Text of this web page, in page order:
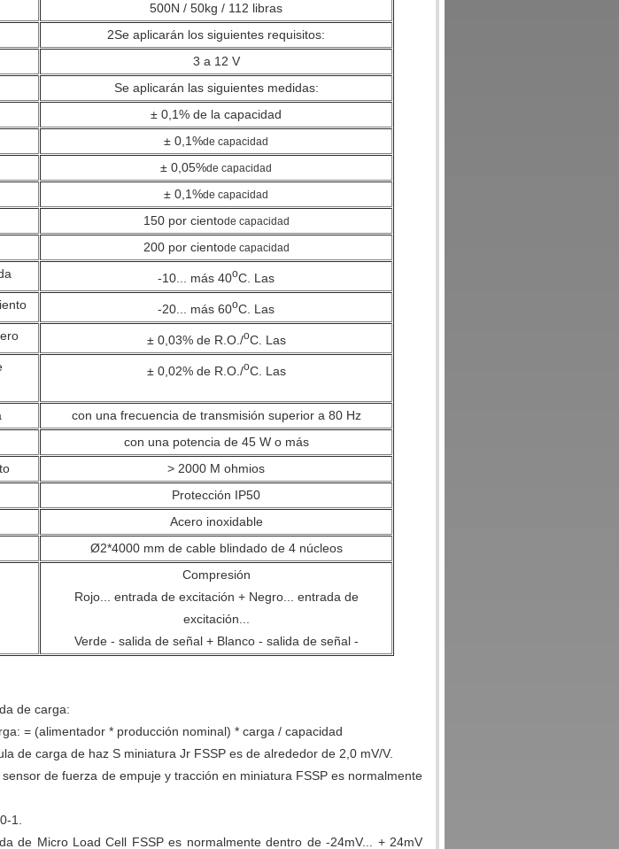
500N / 50kg / 112 libras
2Se aplicarán los siguientes requisitos:
3 a 12 V
Se aplicarán las siguientes medidas:
± 0,1% de la capacidad
± 0,1%de capacidad
± 0,05%de capacidad
± 0,1%de capacidad
150 por cientode capacidad
200 por cientode capacidad
-10... más 40oC. Las
-20... más 60oC. Las
± 0,03% de R.O./oC. Las
± 0,02% de R.O./oC. Las
con una frecuencia de transmisión superior a 80 Hz
con una potencia de 45 W o más
> 2000 M ohmios
Protección IP50
Acero inoxidable
Ø2*4000 mm de cable blindado de 4 núcleos
Compresión
Rojo... entrada de excitación + Negro... entrada de
excitación...
Verde - salida de señal + Blanco - salida de señal -
de carga:
= (alimentador * producción nominal) * carga / capacidad
de carga de haz S miniatura Jr FSSP es de alrededor de 2,0 mV/V.
de fuerza de empuje y tracción en miniatura FSSP es normalmente
1.
de Micro Load Cell FSSP es normalmente dentro de -24mV... + 24mV